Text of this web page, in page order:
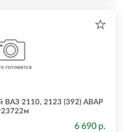
ВАЗ 2110, 2123 (392) АВАР
6 690 р.